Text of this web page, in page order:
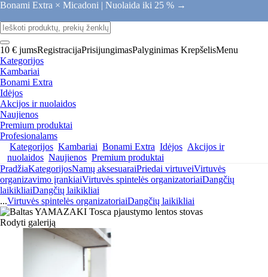
Bonami Extra × Micadoni | Nuolaida iki 25 % →
10 € jumsRegistracijaPrisijungimasPalyginimas KrepšelisMenu
Kategorijos
Kambariai
Bonami Extra
Idėjos
Akcijos ir nuolaidos
Naujienos
Premium produktai
Profesionalams
Kategorijos Kambariai Bonami Extra Idėjos Akcijos ir
nuolaidos Naujienos Premium produktai
PradžiaKategorijosNamų aksesuaraiPriedai virtuveiVirtuvės
organizavimo įrankiaiVirtuvės spintelės organizatoriaiDangčių
laikikliaiDangčių laikikliai
...Virtuvės spintelės organizatoriaiDangčių laikikliai
Rodyti galeriją